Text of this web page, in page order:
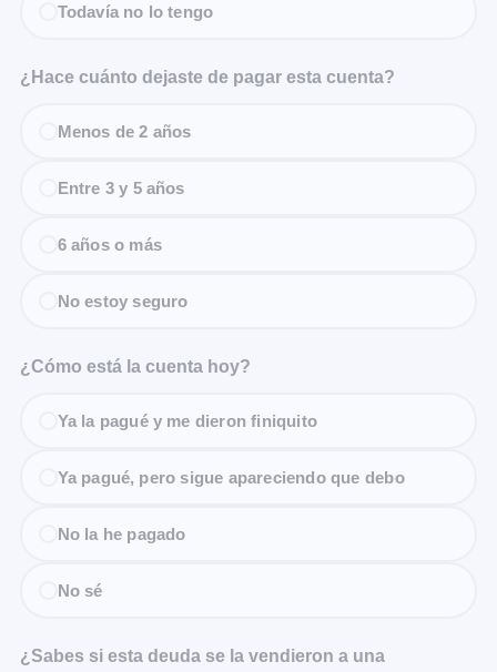
Todavía no lo tengo
¿Hace cuánto dejaste de pagar esta cuenta?
Menos de 2 años
Entre 3 y 5 años
6 años o más
No estoy seguro
¿Cómo está la cuenta hoy?
Ya la pagué y me dieron finiquito
Ya pagué, pero sigue apareciendo que debo
No la he pagado
No sé
¿Sabes si esta deuda se la vendieron a una